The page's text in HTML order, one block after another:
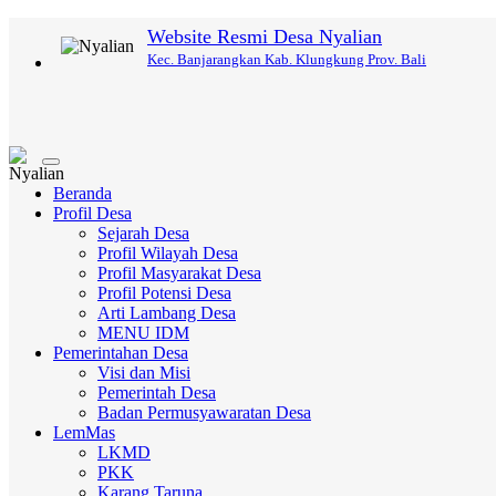
Website Resmi Desa Nyalian
Kec. Banjarangkan Kab. Klungkung Prov. Bali
Toggle
navigation
Beranda
Profil Desa
Sejarah Desa
Profil Wilayah Desa
Profil Masyarakat Desa
Profil Potensi Desa
Arti Lambang Desa
MENU IDM
Pemerintahan Desa
Visi dan Misi
Pemerintah Desa
Badan Permusyawaratan Desa
LemMas
LKMD
PKK
Karang Taruna